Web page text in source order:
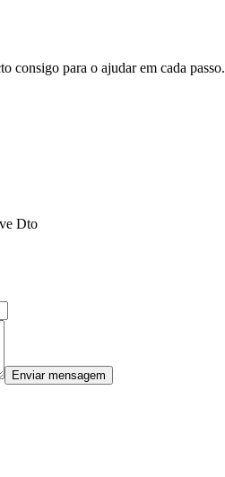
consigo para o ajudar em cada passo.
Dto
Enviar mensagem